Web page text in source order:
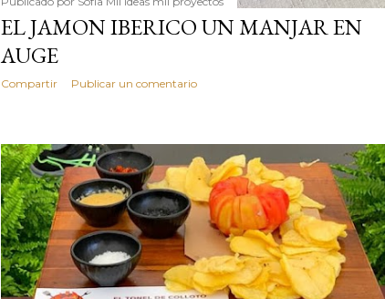
EL JAMON IBERICO UN MANJAR EN
AUGE
Compartir Publicar un comentario